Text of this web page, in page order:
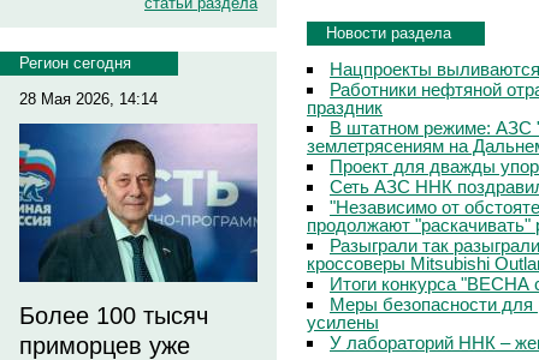
Регион сегодня
28 Мая 2026, 14:14
Более 100 тысяч
приморцев уже
Новости раздела
Нацпроекты
Работники нефтяной
праздник
В штатном режиме: АЗС
землетрясениям на
Проект для дважды
Сеть АЗС ННК
"Независимо от
продолжают
Разыграли так
кроссоверы Mitsubishi
Итоги конкурса
Меры безопасности
усилены
У лабораторий ННК –